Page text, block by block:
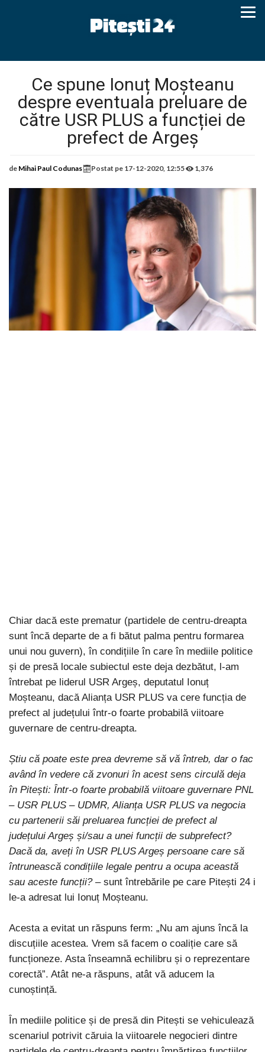
Ce spune Ionuț Moșteanu
despre eventuala preluare de
către USR PLUS a funcției de
prefect de Argeș
de Mihai Paul Codunas Postat pe 17-12-2020, 12:55 1,376
Chiar dacă este prematur (partidele de centru-dreapta
sunt încă departe de a fi bătut palma pentru formarea
unui nou guvern), în condițiile în care în mediile politice
și de presă locale subiectul este deja dezbătut, l-am
întrebat pe liderul USR Argeș, deputatul Ionuț
Moșteanu, dacă Alianța USR PLUS va cere funcția de
prefect al județului într-o foarte probabilă viitoare
guvernare de centru-dreapta.
Știu că poate este prea devreme să vă întreb, dar o fac
având în vedere că zvonuri în acest sens circulă deja
în Pitești: Într-o foarte probabilă viitoare guvernare PNL
– USR PLUS – UDMR, Alianța USR PLUS va negocia
cu partenerii săi preluarea funcției de prefect al
județului Argeș și/sau a unei funcții de subprefect?
Dacă da, aveți în USR PLUS Argeș persoane care să
întrunească condițiile legale pentru a ocupa această
sau aceste funcții?– sunt întrebările pe care Pitești 24 i
le-a adresat lui Ionuț Moșteanu.
Acesta a evitat un răspuns ferm: „Nu am ajuns încă la
discuțiile acestea. Vrem să facem o coaliție care să
funcționeze. Asta înseamnă echilibru și o reprezentare
corectă”. Atât ne-a răspuns, atât vă aducem la
cunoștință.
În mediile politice și de presă din Pitești se vehiculează
scenariul potrivit căruia la viitoarele negocieri dintre